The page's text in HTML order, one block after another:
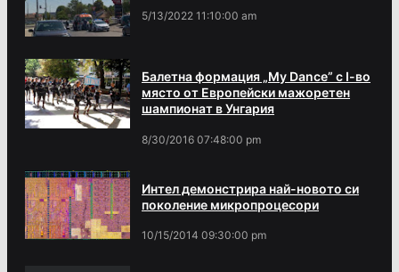
5/13/2022 11:10:00 am
Балетна формация „My Dance” с І-во
място от Европейски мажоретен
шампионат в Унгария
8/30/2016 07:48:00 pm
Интел демонстрира най-новото си
поколение микропроцесори
10/15/2014 09:30:00 pm